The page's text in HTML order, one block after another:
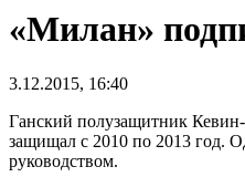
«Милан»
3.12.2015, 16:40
Ганский полузащитник
защищал с 2010 по 2013 год.
руководством.